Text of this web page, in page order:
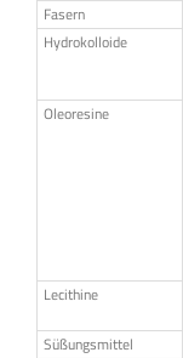
Fasern
Hydrokolloide
Oleoresine
Lecithine
Süßungsmittel